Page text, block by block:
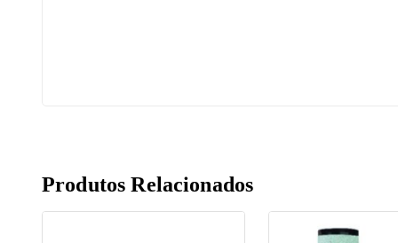
Produtos Relacionados